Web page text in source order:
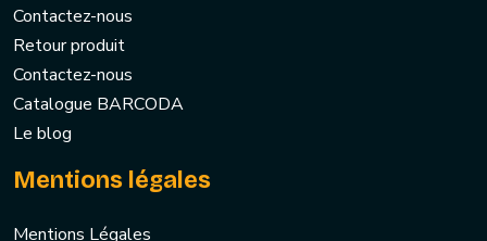
Contactez-nous
Retour produit
Contactez-nous
Catalogue BARCODA
Le blog
Mentions légales
Mentions Légales